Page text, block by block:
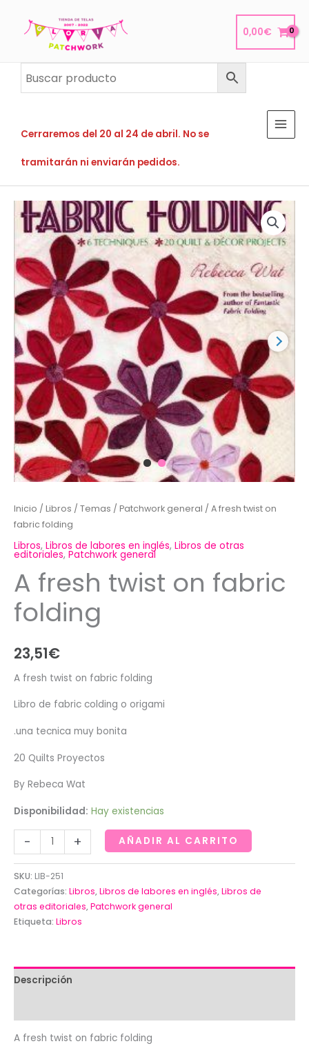
0,00€
Cerraremos del 20 al 24 de abril. No se
tramitarán ni enviarán pedidos.
Inicio / Libros / Temas / Patchwork general / A fresh twist on
fabric folding
Libros, Libros de labores en inglés, Libros de otras
editoriales, Patchwork general
A fresh twist on fabric
folding
23,51€
A fresh twist on fabric folding
Libro de fabric colding o origami
.una tecnica muy bonita
20 Quilts Proyectos
By Rebeca Wat
Disponibilidad: Hay existencias
-
fresh
twist
on
fabric
folding
+ AÑADIR AL CARRITO
SKU: LIB-251
Categorías: Libros,Libros de labores en inglés,Libros de
otras editoriales,Patchwork general
Etiqueta: Libros
Descripción
A fresh twist on fabric folding